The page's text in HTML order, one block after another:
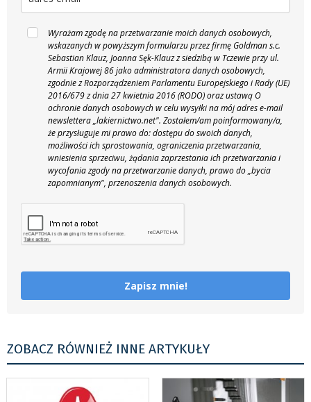
Wyrażam zgodę na przetwarzanie moich danych osobowych,
wskazanych w powyższym formularzu przez firmę Goldman s.c.
Sebastian Klauz, Joanna Sęk-Klauz z siedzibą w Tczewie przy ul.
Armii Krajowej 86 jako administratora danych osobowych,
zgodnie z Rozporządzeniem Parlamentu Europejskiego i Rady (UE)
2016/679 z dnia 27 kwietnia 2016 (RODO) oraz ustawą O
ochronie danych osobowych w celu wysyłki na mój adres e-mail
newslettera „lakiernictwo.net". Zostałem/am poinformowany/a,
że przysługuje mi prawo do: dostępu do swoich danych,
możliwości ich sprostowania, ograniczenia przetwarzania,
wniesienia sprzeciwu, żądania zaprzestania ich przetwarzania i
wycofania zgody na przetwarzanie danych, prawo do „bycia
zapomnianym", przenoszenia danych osobowych.
Zapisz mnie!
ZOBACZ RÓWNIEŻ INNE ARTYKUŁY